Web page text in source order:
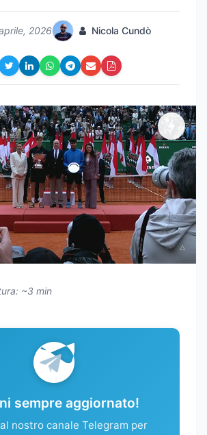
2026 Nicola Cundò
~3 min
sempre aggiornato!
nostro canale Telegram per